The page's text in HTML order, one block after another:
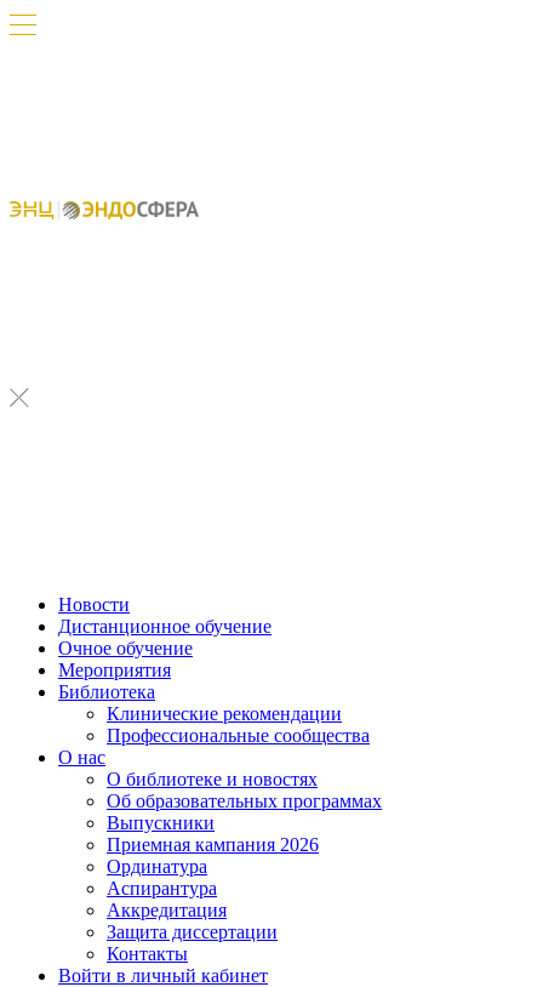
Новости
Дистанционное обучение
Очное обучение
Мероприятия
Библиотека
Клинические рекомендации
Профессиональные сообщества
О нас
О библиотеке и новостях
Об образовательных программах
Выпускники
Приемная кампания 2026
Ординатура
Аспирантура
Аккредитация
Защита диссертации
Контакты
Войти в личный кабинет